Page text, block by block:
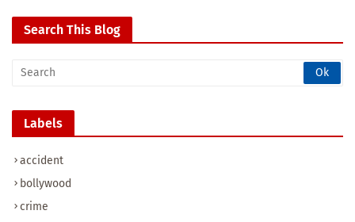
Search This Blog
Labels
accident
bollywood
crime